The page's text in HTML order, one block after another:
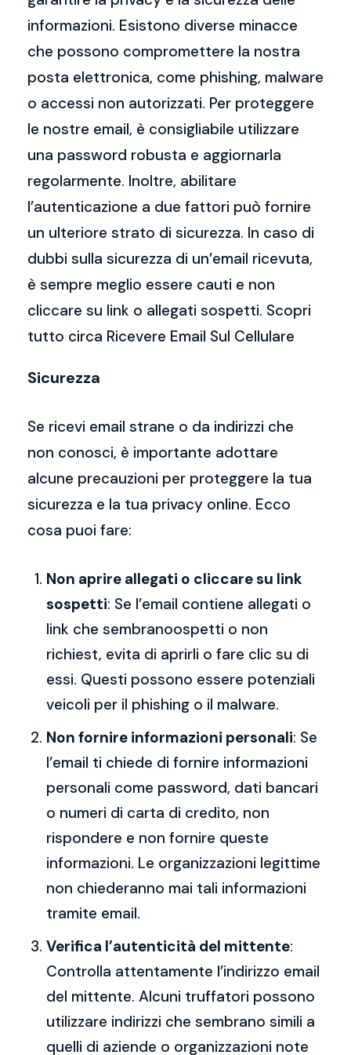
informazioni. Esistono diverse minacce
che possono compromettere la nostra
posta elettronica, come phishing, malware
o accessi non autorizzati. Per proteggere
le nostre email, è consigliabile utilizzare
una password robusta e aggiornarla
regolarmente. Inoltre, abilitare
l’autenticazione a due fattori può fornire
un ulteriore strato di sicurezza. In caso di
dubbi sulla sicurezza di un’email ricevuta,
è sempre meglio essere cauti e non
cliccare su link o allegati sospetti. Scopri
tutto circa Ricevere Email Sul Cellulare
Sicurezza
Se ricevi email strane o da indirizzi che
non conosci, è importante adottare
alcune precauzioni per proteggere la tua
sicurezza e la tua privacy online. Ecco
cosa puoi fare:
Non aprire allegati o cliccare su link
sospetti: Se l’email contiene allegati o
link che sembranoospetti o non
richiest, evita di aprirli o fare clic su di
essi. Questi possono essere potenziali
veicoli per il phishing o il malware.
Non fornire informazioni personali: Se
l’email ti chiede di fornire informazioni
personali come password, dati bancari
o numeri di carta di credito, non
rispondere e non fornire queste
informazioni. Le organizzazioni legittime
non chiederanno mai tali informazioni
tramite email.
Verifica l’autenticità del mittente:
Controlla attentamente l’indirizzo email
del mittente. Alcuni truffatori possono
utilizzare indirizzi che sembrano simili a
quelli di aziende o organizzazioni note